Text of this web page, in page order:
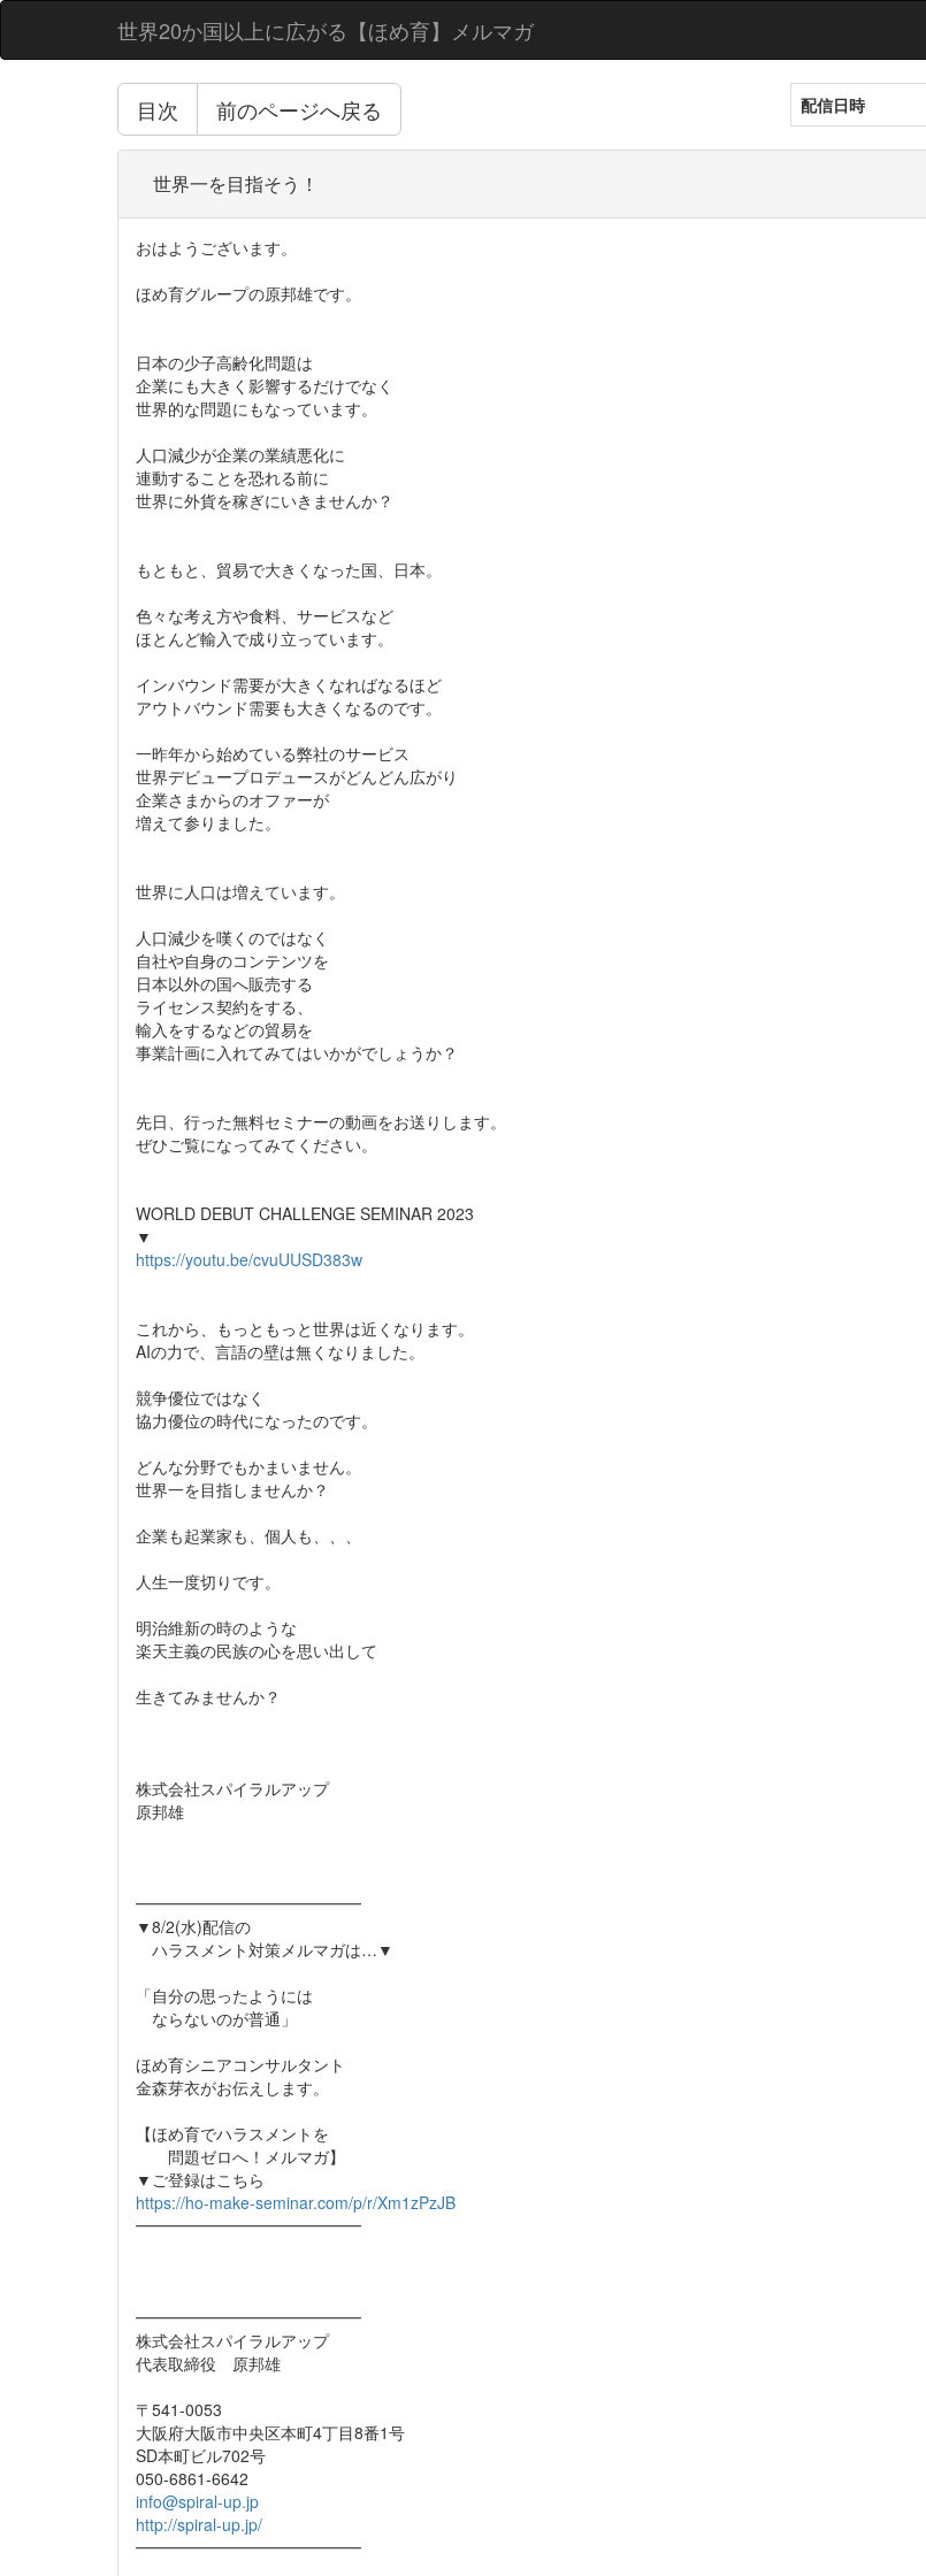
世界20か国以上に広がる【ほめ育】メルマガ
目次 前のページへ戻る 配信日時
世界一を目指そう！
おはようございます。
ほめ育グループの原邦雄です。
日本の少子高齢化問題は
企業にも大きく影響するだけでなく
世界的な問題にもなっています。
人口減少が企業の業績悪化に
連動することを恐れる前に
世界に外貨を稼ぎにいきませんか？
もともと、貿易で大きくなった国、日本。
色々な考え方や食料、サービスなど
ほとんど輸入で成り立っています。
インバウンド需要が大きくなればなるほど
アウトバウンド需要も大きくなるのです。
一昨年から始めている弊社のサービス
世界デビュープロデュースがどんどん広がり
企業さまからのオファーが
増えて参りました。
世界に人口は増えています。
人口減少を嘆くのではなく
自社や自身のコンテンツを
日本以外の国へ販売する
ライセンス契約をする、
輸入をするなどの貿易を
事業計画に入れてみてはいかがでしょうか？
先日、行った無料セミナーの動画をお送りします。
ぜひご覧になってみてください。
WORLD DEBUT CHALLENGE SEMINAR 2023
▼
https://youtu.be/cvuUUSD383w
これから、もっともっと世界は近くなります。
AIの力で、言語の壁は無くなりました。
競争優位ではなく
協力優位の時代になったのです。
どんな分野でもかまいません。
世界一を目指しませんか？
企業も起業家も、個人も、、、
人生一度切りです。
明治維新の時のような
楽天主義の民族の心を思い出して
生きてみませんか？
株式会社スパイラルアップ
原邦雄
━━━━━━━━━━━━━━
▼8/2(水)配信の
ハラスメント対策メルマガは…▼
「自分の思ったようには
ならないのが普通」
ほめ育シニアコンサルタント
金森芽衣がお伝えします。
【ほめ育でハラスメントを
問題ゼロへ！メルマガ】
▼ご登録はこちら
https://ho-make-seminar.com/p/r/Xm1zPzJB
━━━━━━━━━━━━━━
━━━━━━━━━━━━━━
株式会社スパイラルアップ
代表取締役 原邦雄
〒541-0053
大阪府大阪市中央区本町4丁目8番1号
SD本町ビル702号
050-6861-6642
info@spiral-up.jp
http://spiral-up.jp/
━━━━━━━━━━━━━━